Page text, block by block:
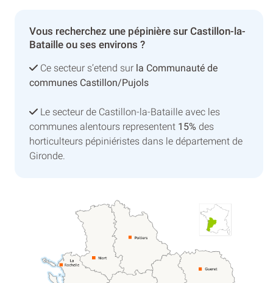
Vous recherchez une pépinière sur Castillon-la-
Bataille ou ses environs ?
Ce secteur s’etend sur la Communauté de
communes Castillon/Pujols
Le secteur de Castillon-la-Bataille avec les
communes alentours representent 15% des
horticulteurs pépiniéristes dans le département de
Gironde.